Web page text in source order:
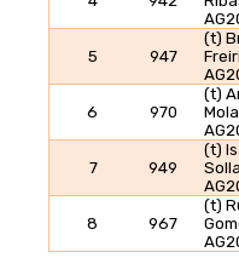
5 947
(t)
6 970
(t)
7 949
(t)
Solla
8 967
(t)